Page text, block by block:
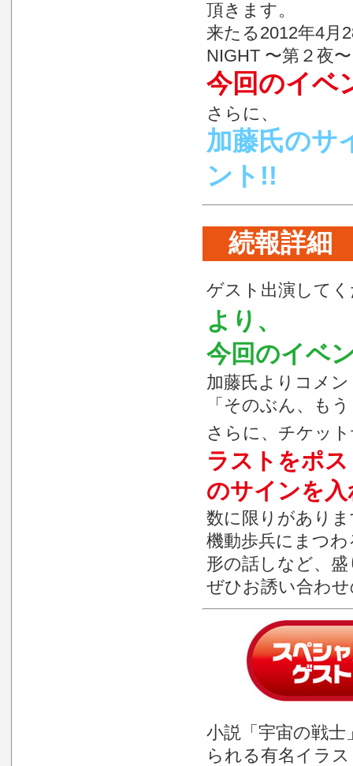
頂きます。
来たる2012年4月
NIGHT 〜第２夜
今回のイベ
さらに、
加藤氏のサ
ント!!
続報詳細
ゲスト出演して
より、
今回のイベ
加藤氏よりコメ
「そのぶん、も
さらに、チケッ
ラストをポ
のサインを
数に限りがあり
機動歩兵にまつ
形の話しなど、
ぜひお誘い合わ
小説「宇宙の戦
られる有名イラ